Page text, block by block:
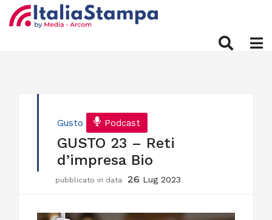
Gusto Podcast
GUSTO 23 – Reti
d’impresa Bio
pubblicato in data 26 Lug 2023